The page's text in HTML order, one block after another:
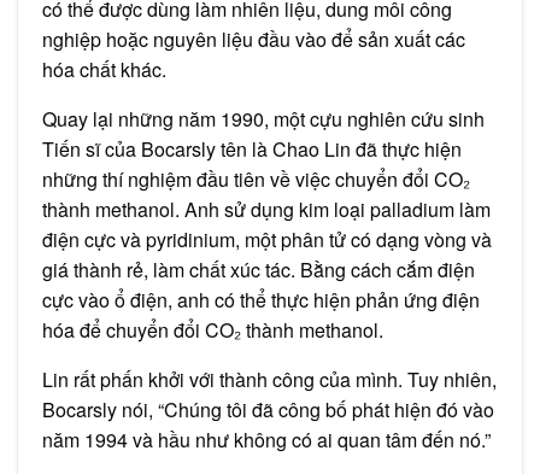
có thể được dùng làm nhiên liệu, dung môi công
nghiệp hoặc nguyên liệu đầu vào để sản xuất các
hóa chất khác.
Quay lại những năm 1990, một cựu nghiên cứu sinh
Tiến sĩ của Bocarsly tên là Chao Lin đã thực hiện
những thí nghiệm đầu tiên về việc chuyển đổi CO₂
thành methanol. Anh sử dụng kim loại palladium làm
điện cực và pyridinium, một phân tử có dạng vòng và
giá thành rẻ, làm chất xúc tác. Bằng cách cắm điện
cực vào ổ điện, anh có thể thực hiện phản ứng điện
hóa để chuyển đổi CO₂ thành methanol.
Lin rất phấn khởi với thành công của mình. Tuy nhiên,
Bocarsly nói, “Chúng tôi đã công bố phát hiện đó vào
năm 1994 và hầu như không có ai quan tâm đến nó.”